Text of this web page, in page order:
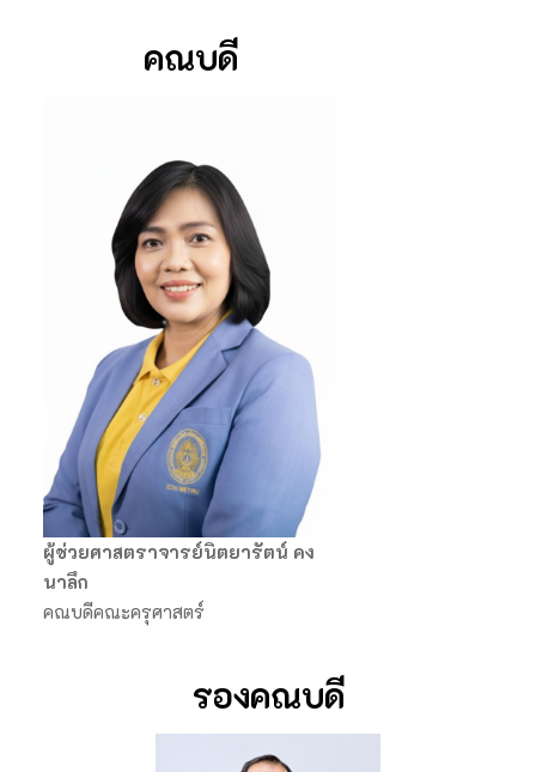
คณบดี
ผู้ช่วยศาสตราจารย์นิตยารัตน์ คง
นาลึก
คณบดีคณะครุศาสตร์
รองคณบดี